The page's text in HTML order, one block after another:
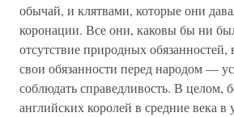
обычай, и клятвами, которые они
коронации. Все они, каковы бы ни
отсутствие природных
свои обязанности перед народом —
соблюдать справедливость. В целом,
английских королей в средние века в